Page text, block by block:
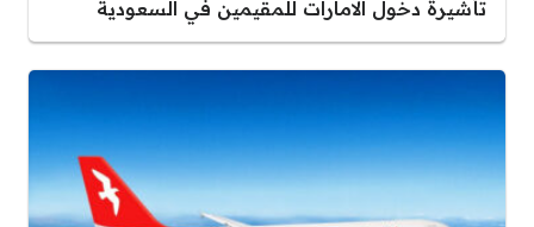
تأشيرة دخول الامارات للمقيمين في السعودية